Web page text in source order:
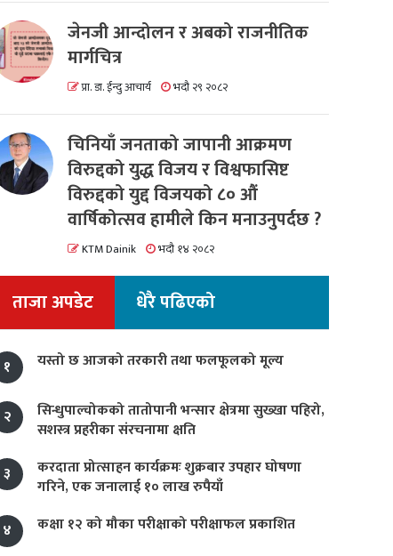
जेनजी आन्दोलन र अबको राजनीतिक
मार्गचित्र
प्रा. डा. ईन्दु आचार्य भदौ २९ २०८२
चिनियाँ जनताको जापानी आक्रमण
विरुद्दको युद्ध विजय र विश्वफासिष्ट
विरुद्दको युद्द विजयको ८० औं
वार्षिकोत्सव हामीले किन मनाउनुपर्दछ ?
KTM Dainik भदौ १४ २०८२
ताजा अपडेट धेरै पढिएको
१ यस्तो छ आजको तरकारी तथा फलफूलको मूल्य
२
सिन्धुपाल्चोकको तातोपानी भन्सार क्षेत्रमा सुख्खा पहिरो,
सशस्त्र प्रहरीका संरचनामा क्षति
३
करदाता प्रोत्साहन कार्यक्रमः शुक्रबार उपहार घोषणा
गरिने, एक जनालाई १० लाख रुपैयाँ
४
कक्षा १२ को मौका परीक्षाको परीक्षाफल प्रकाशित